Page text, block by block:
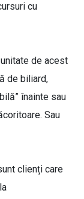
cu
de acest
de biliard,
înainte sau
Sau
clienți care